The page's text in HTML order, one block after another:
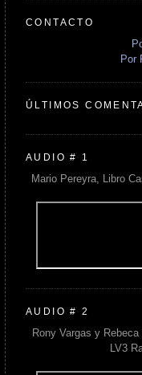
CONTACTO
Por
ÚLTIMOS
AUDIO # 1
Mario Pereyra, Libro
AUDIO # 2
Rony Vargas y
LV3